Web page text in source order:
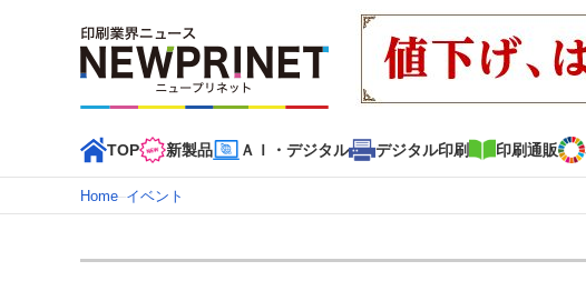
TOP 新製品 ＡＩ・デジタル デジタル印刷 印刷通販
インデックス
TOP 新着記事 特集記事 動画コンテンツ インタ
Home–イベント